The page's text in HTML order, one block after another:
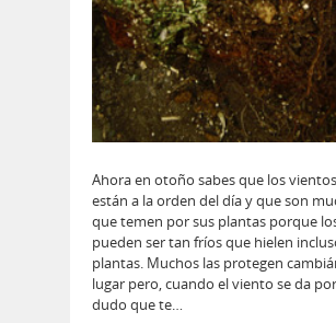
Ahora en otoño sabes que los
están a la orden del día y que son
que temen por sus plantas porque
pueden ser tan fríos que hielen
plantas. Muchos las protegen
lugar pero, cuando el viento se da
dudo que te…